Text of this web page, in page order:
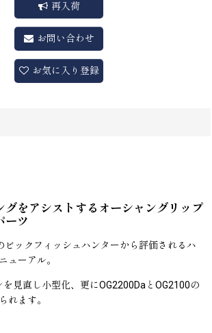
再入荷
お問い合わせ
お気に入り登録
グをアシストするオーシャングリップ
ーツ
ビックフィッシュハンターから評価されるハ
ューアル。
見直し小型化、更にOG2200DaとOG2100の
れます。